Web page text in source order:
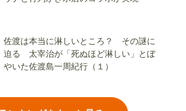
佐渡は本当に淋しいところ？ その謎に
迫る 太宰治が「死ぬほど淋しい」とぼ
やいた佐渡島一周紀行（１）